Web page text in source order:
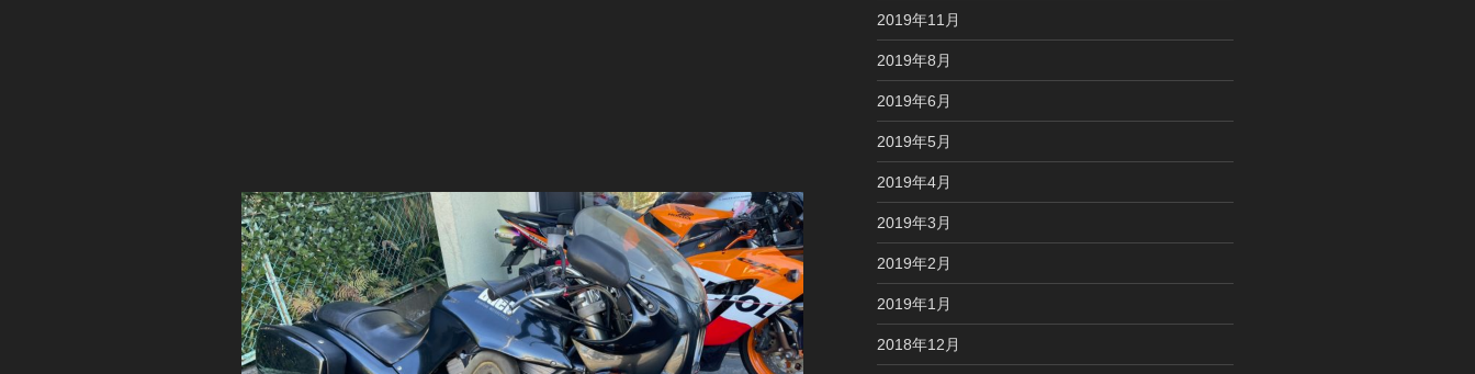
2019年11月
2019年8月
2019年6月
2019年5月
2019年4月
2019年3月
2019年2月
2019年1月
2018年12月